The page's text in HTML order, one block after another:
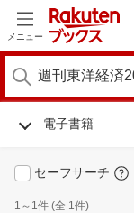
メニュー
電子書籍
セーフサーチ
1～1件 (全 1件)